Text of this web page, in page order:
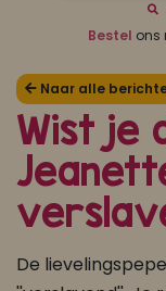
Koop
Of klik hier
Bestel ons
Naar alle
Wist je
De